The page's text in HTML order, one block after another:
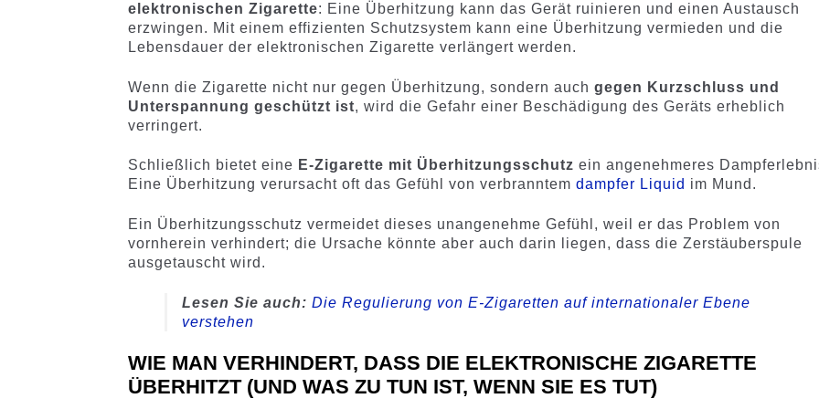
elektronischen Zigarette: Eine Überhitzung kann das Gerät ruinieren und einen Austausch
erzwingen. Mit einem effizienten Schutzsystem kann eine Überhitzung vermieden und die
Lebensdauer der elektronischen Zigarette verlängert werden.
Wenn die Zigarette nicht nur gegen Überhitzung, sondern auchgegen Kurzschluss und
Unterspannung geschützt ist, wird die Gefahr einer Beschädigung des Geräts erheblich
verringert.
Schließlich bietet eine E-Zigarette mit Überhitzungsschutzein angenehmeres
Eine Überhitzung verursacht oft das Gefühl von verbranntemdampfer Liquid im Mund.
Ein Überhitzungsschutz vermeidet dieses unangenehme Gefühl, weil er das Problem von
vornherein verhindert; die Ursache könnte aber auch darin liegen, dass die Zerstäuberspule
ausgetauscht wird.
Lesen Sie auch:Die Regulierung von E-Zigaretten auf internationaler Ebene
verstehen
WIE MAN VERHINDERT, DASS DIE ELEKTRONISCHE ZIGARETTE
ÜBERHITZT (UND WAS ZU TUN IST, WENN SIE ES TUT)